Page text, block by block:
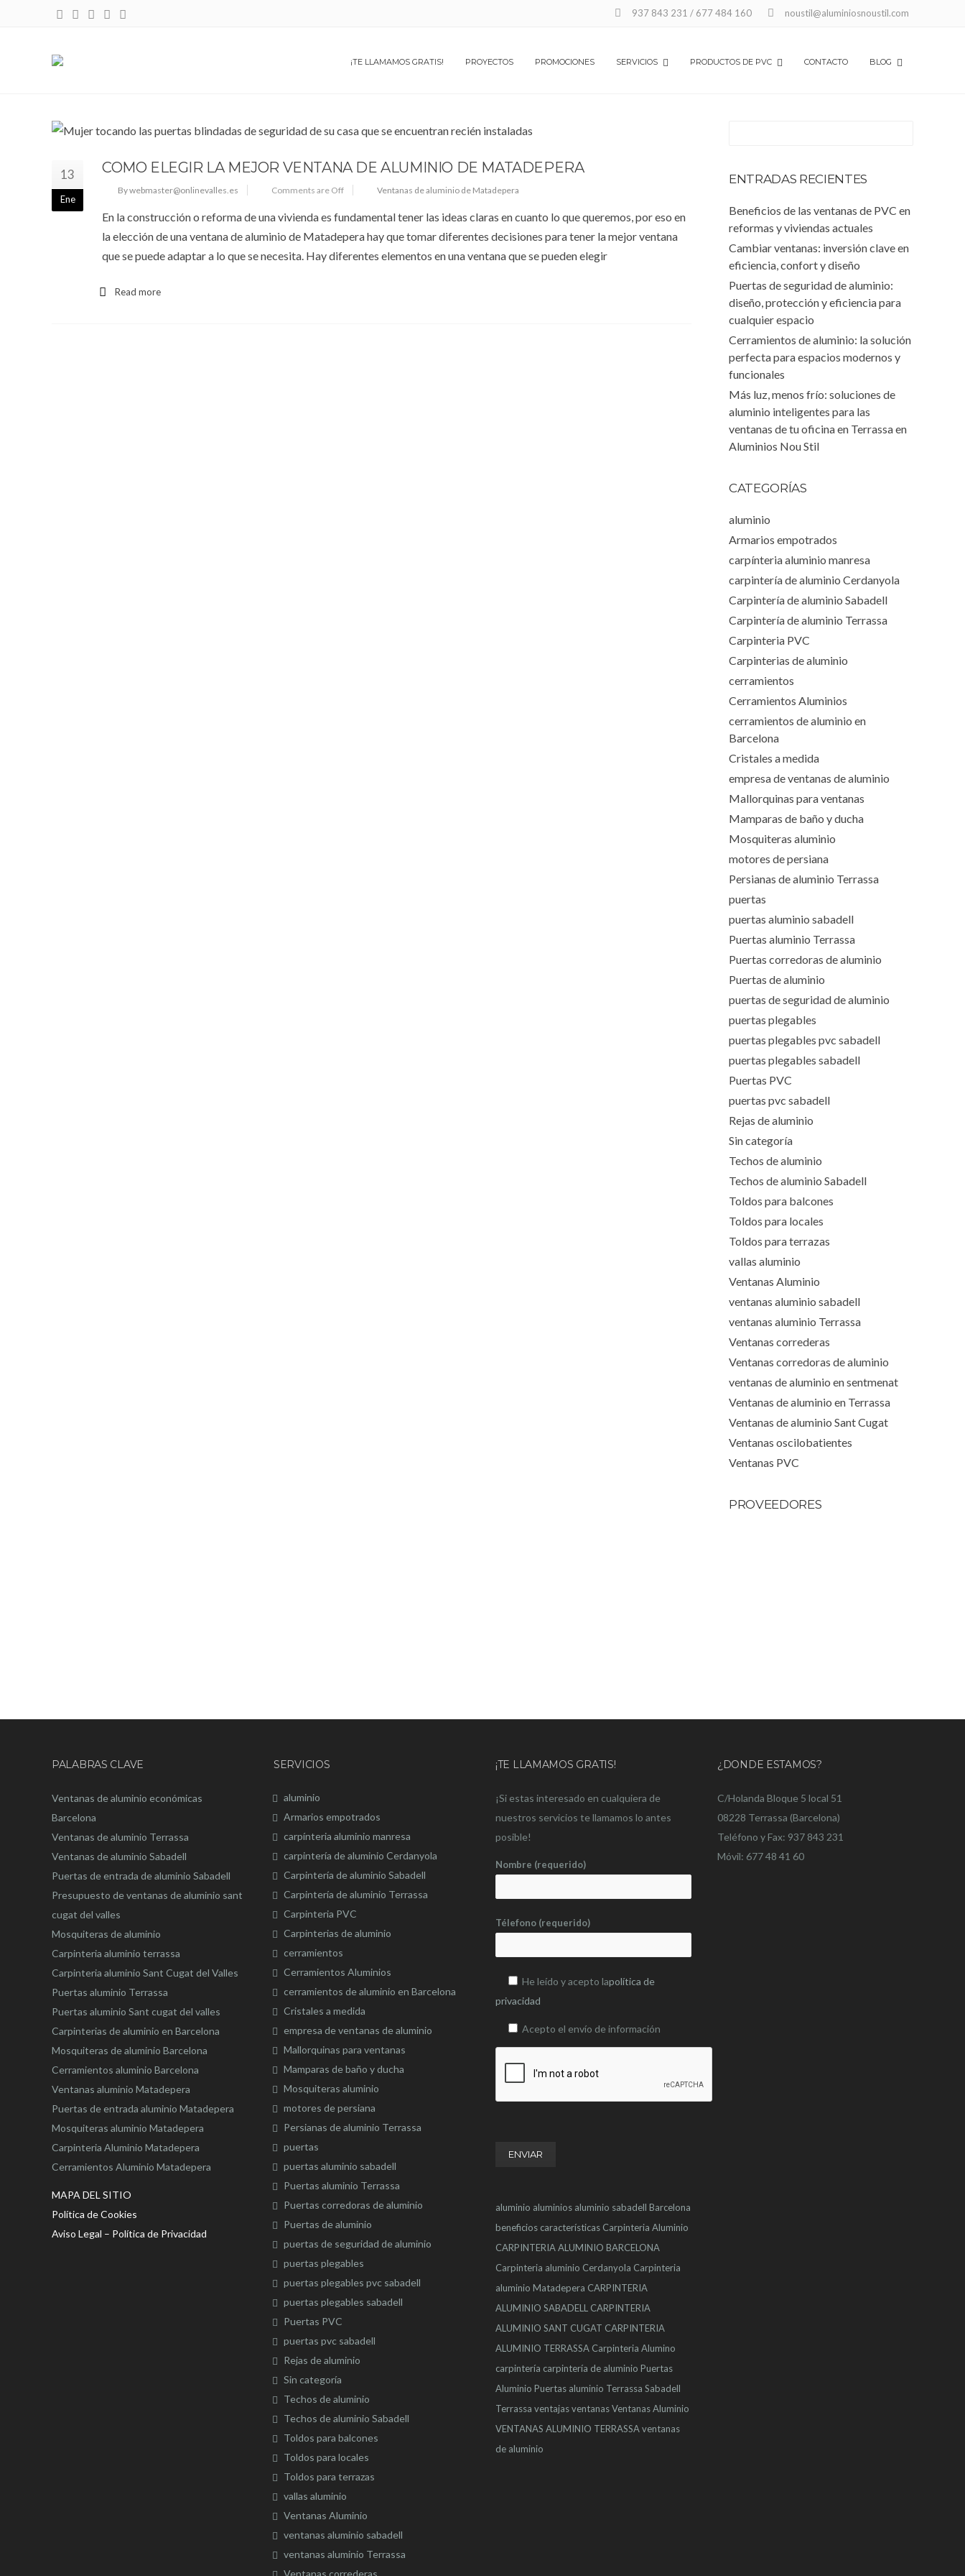
noustil@aluminiosnoustil.com
937 843 231 / 677 484 160
¡TE LLAMAMOS GRATIS! PROYECTOS PROMOCIONES SERVICIOS PRODUCTOS DE PVC CONTACTO BLOG
13
Ene
COMO ELEGIR LA MEJOR VENTANA DE ALUMINIO DE MATADEPERA
By webmaster@onlinevalles.es Comments are Off Ventanas de aluminio de Matadepera
En la construcción o reforma de una vivienda es fundamental tener las ideas claras en cuanto lo que queremos, por eso en
la elección de una ventana de aluminio de Matadepera hay que tomar diferentes decisiones para tener la mejor ventana
que se puede adaptar a lo que se necesita. Hay diferentes elementos en una ventana que se pueden elegir
Read more
ENTRADAS RECIENTES
Beneficios de las ventanas de PVC en
reformas y viviendas actuales
Cambiar ventanas: inversión clave en
eficiencia, confort y diseño
Puertas de seguridad de aluminio:
diseño, protección y eficiencia para
cualquier espacio
Cerramientos de aluminio: la solución
perfecta para espacios modernos y
funcionales
Más luz, menos frío: soluciones de
aluminio inteligentes para las
ventanas de tu oficina en Terrassa en
Aluminios Nou Stil
CATEGORÍAS
aluminio
Armarios empotrados
carpínteria aluminio manresa
carpintería de aluminio Cerdanyola
Carpintería de aluminio Sabadell
Carpintería de aluminio Terrassa
Carpinteria PVC
Carpinterias de aluminio
cerramientos
Cerramientos Aluminios
cerramientos de aluminio en
Barcelona
Cristales a medida
empresa de ventanas de aluminio
Mallorquinas para ventanas
Mamparas de baño y ducha
Mosquiteras aluminio
motores de persiana
Persianas de aluminio Terrassa
puertas
puertas aluminio sabadell
Puertas aluminio Terrassa
Puertas corredoras de aluminio
Puertas de aluminio
puertas de seguridad de aluminio
puertas plegables
puertas plegables pvc sabadell
puertas plegables sabadell
Puertas PVC
puertas pvc sabadell
Rejas de aluminio
Sin categoría
Techos de aluminio
Techos de aluminio Sabadell
Toldos para balcones
Toldos para locales
Toldos para terrazas
vallas aluminio
Ventanas Aluminio
ventanas aluminio sabadell
ventanas aluminio Terrassa
Ventanas correderas
Ventanas corredoras de aluminio
ventanas de aluminio en sentmenat
Ventanas de aluminio en Terrassa
Ventanas de aluminio Sant Cugat
Ventanas oscilobatientes
Ventanas PVC
PROVEEDORES
PALABRAS CLAVE
Ventanas de aluminio económicas
Barcelona
Ventanas de aluminio Terrassa
Ventanas de aluminio Sabadell
Puertas de entrada de aluminio Sabadell
Presupuesto de ventanas de aluminio sant
cugat del valles
Mosquiteras de aluminio
Carpinteria aluminio terrassa
Carpinteria aluminio Sant Cugat del Valles
Puertas aluminio Terrassa
Puertas aluminio Sant cugat del valles
Carpinterias de aluminio en Barcelona
Mosquiteras de aluminio Barcelona
Cerramientos aluminio Barcelona
Ventanas aluminio Matadepera
Puertas de entrada aluminio Matadepera
Mosquiteras aluminio Matadepera
Carpinteria Aluminio Matadepera
Cerramientos Aluminio Matadepera
MAPA DEL SITIO
Política de Cookies
Aviso Legal – Política de Privacidad
SERVICIOS
aluminio
Armarios empotrados
carpínteria aluminio manresa
carpintería de aluminio Cerdanyola
Carpintería de aluminio Sabadell
Carpintería de aluminio Terrassa
Carpinteria PVC
Carpinterias de aluminio
cerramientos
Cerramientos Aluminios
cerramientos de aluminio en Barcelona
Cristales a medida
empresa de ventanas de aluminio
Mallorquinas para ventanas
Mamparas de baño y ducha
Mosquiteras aluminio
motores de persiana
Persianas de aluminio Terrassa
puertas
puertas aluminio sabadell
Puertas aluminio Terrassa
Puertas corredoras de aluminio
Puertas de aluminio
puertas de seguridad de aluminio
puertas plegables
puertas plegables pvc sabadell
puertas plegables sabadell
Puertas PVC
puertas pvc sabadell
Rejas de aluminio
Sin categoría
Techos de aluminio
Techos de aluminio Sabadell
Toldos para balcones
Toldos para locales
Toldos para terrazas
vallas aluminio
Ventanas Aluminio
ventanas aluminio sabadell
ventanas aluminio Terrassa
Ventanas correderas
¡TE LLAMAMOS GRATIS!
¡Si estas interesado en cualquiera de
nuestros servicios te llamamos lo antes
posible!
Nombre (requerido)
Télefono (requerido)
He leído y acepto lapolítica de
privacidad
Acepto el envío de información
aluminio aluminios aluminio sabadell Barcelona
beneficios características Carpinteria Aluminio
CARPINTERIA ALUMINIO BARCELONA
Carpinteria aluminio Cerdanyola Carpinteria
aluminio Matadepera CARPINTERIA
ALUMINIO SABADELL CARPINTERIA
ALUMINIO SANT CUGAT CARPINTERIA
ALUMINIO TERRASSA Carpinteria Alumino
carpintería carpintería de aluminio Puertas
Aluminio Puertas aluminio Terrassa Sabadell
Terrassa ventajasventanasVentanas Aluminio
VENTANAS ALUMINIO TERRASSAventanas
de aluminio
¿DONDE ESTAMOS?
C/Holanda Bloque 5 local 51
08228 Terrassa (Barcelona)
Teléfono y Fax: 937 843 231
Móvil: 677 48 41 60